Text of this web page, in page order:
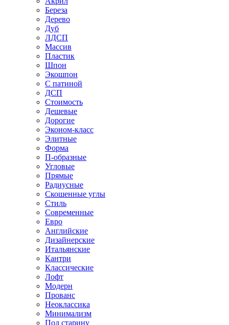
Береза
Дерево
Дуб
ЛДСП
Массив
Пластик
Шпон
Экошпон
С патиной
ДСП
Стоимость
Дешевые
Дорогие
Эконом-класс
Элитные
Форма
П-образные
Угловые
Прямые
Радиусные
Скошенные углы
Стиль
Современные
Евро
Английские
Дизайнерские
Итальянские
Кантри
Классические
Лофт
Модерн
Прованс
Неоклассика
Минимализм
Под старину